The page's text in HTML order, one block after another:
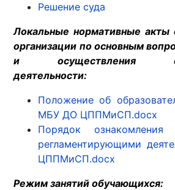
Решение суда
Локальные нормативные акты
организации по основным
и осуществления
деятельности:
Положение об
МБУ ДО ЦППМиСП.docx
Порядок
регламентирующими
ЦППМиСП.docx
Режим занятий обучающихся: